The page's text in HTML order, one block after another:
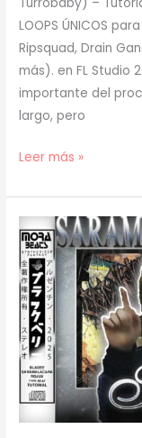
Turrobaby) –
LOOPS ÚNICOS para
Ripsquad, Drain
más). en FL Studio
importante del
largo, pero
[
]
Cómo
Hacer
LOOPS
ÚNICOS
(melodías
+
texturas)
(prod.
mora)
[51]
Leer más »